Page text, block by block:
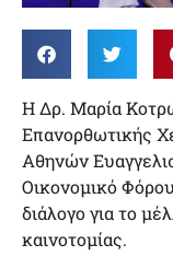
Η Δρ. Μαρία
Επανορθωτικής
Αθηνών
Οικονομικό
διάλογο για το
καινοτομίας.